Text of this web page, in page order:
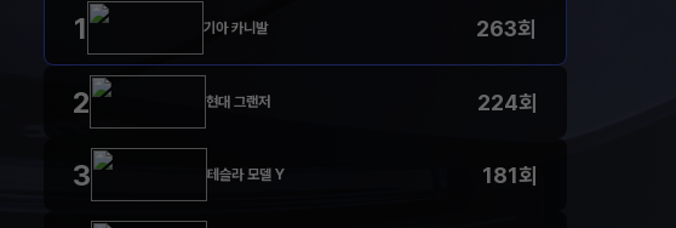
1 기아 카니발 263회
2 현대 그랜저 224회
3 테슬라 모델 Y 181회